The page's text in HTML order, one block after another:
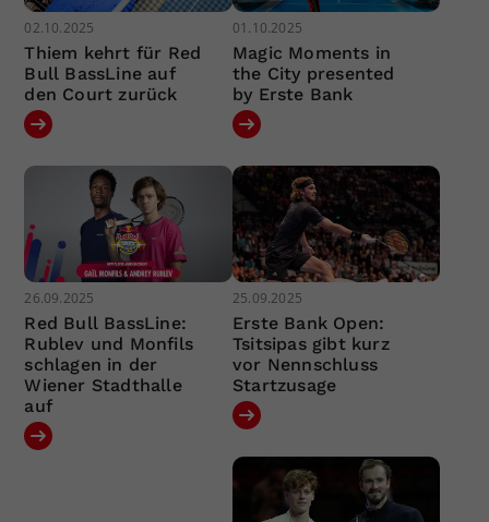
02.10.2025
Thiem kehrt für Red
Bull BassLine auf
den Court zurück
01.10.2025
Magic Moments in
the City presented
by Erste Bank
26.09.2025
Red Bull BassLine:
Rublev und Monfils
schlagen in der
Wiener Stadthalle
auf
25.09.2025
Erste Bank Open:
Tsitsipas gibt kurz
vor Nennschluss
Startzusage